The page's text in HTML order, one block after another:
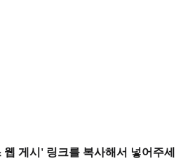
게시' 링크를 복사해서 넣어주세